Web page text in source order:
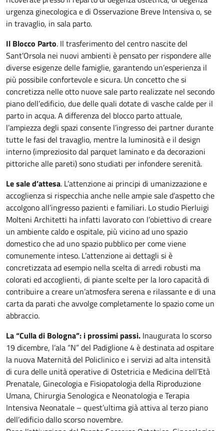
urgenza ginecologica e di Osservazione Breve Intensiva o, se
in travaglio, in sala parto.
Il Blocco Parto. Il trasferimento del centro nascite del
Sant’Orsola nei nuovi ambienti è pensato per rispondere alle
diverse esigenze delle famiglie, garantendo un’esperienza il
più possibile confortevole e sicura. Un concetto che si
concretizza nelle otto nuove sale parto realizzate nel secondo
piano dell’edificio, due delle quali dotate di vasche calde per il
parto in acqua. A differenza del blocco parto attuale,
l’ampiezza degli spazi consente l’ingresso dei partner durante
tutte le fasi del travaglio, mentre la luminosità e il design
interno (impreziosito dal parquet laminato e da decorazioni
pittoriche alle pareti) sono studiati per infondere serenità.
Le sale d’attesa. L’attenzione ai principi di umanizzazione e
accoglienza si rispecchia anche nelle ampie sale d’aspetto che
accolgono all’ingresso pazienti e familiari. Lo studio Pierluigi
Molteni Architetti ha infatti lavorato con l’obiettivo di creare
un ambiente caldo e ospitale, più vicino ad uno spazio
domestico che ad uno spazio pubblico per come viene
comunemente inteso. L’attenzione ai dettagli si è
concretizzata ad esempio nella scelta di arredi robusti ma
colorati ed accoglienti, di piante scelte per la loro capacità di
contribuire a creare un’atmosfera serena e rilassante e di una
carta da parati che avvolge completamente lo spazio come un
abbraccio.
La “Culla di Bologna”: i prossimi passi. Inaugurata lo scorso
19 dicembre, l’ala “N” del Padiglione 4 è destinata ad ospitare
la nuova Maternità del Policlinico e i servizi ad alta intensità
di cura delle unità operative di Ostetricia e Medicina dell’Età
Prenatale, Ginecologia e Fisiopatologia della Riproduzione
Umana, Chirurgia Senologica e Neonatologia e Terapia
Intensiva Neonatale – quest’ultima già attiva al terzo piano
dell’edificio dallo scorso novembre.